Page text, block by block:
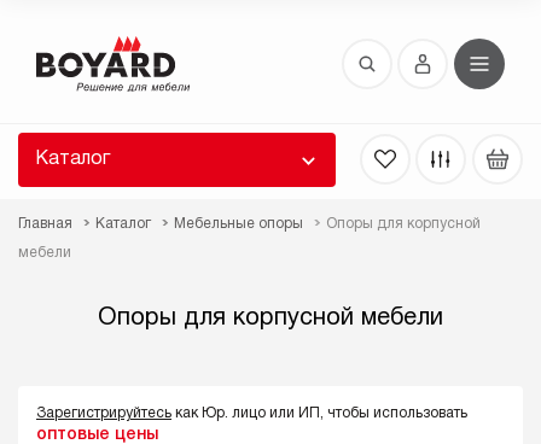
Каталог
Главная Каталог Мебельные опоры Опоры для корпусной
мебели
Опоры для корпусной мебели
Зарегистрируйтесь как Юр. лицо или ИП, чтобы использовать
оптовые цены
Восстановление пароля
высланы вам по E-Mail.
ссылку для восстановления
Выслать